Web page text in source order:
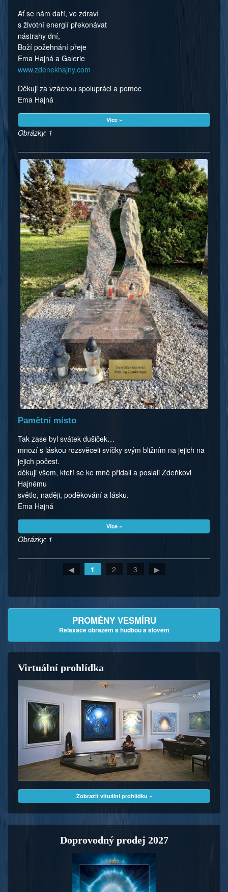
Ať se nám daří, ve zdraví
s životní energií překonávat
nástrahy dní,
Boží požehnání přeje
Ema Hajná a Galerie
www.zdenekhajny.com
Děkuji za vzácnou spolupráci a pomoc
Ema Hajná
Více »
Obrázky: 1
Pamětní místo
Tak zase byl svátek dušiček…
mnozí s láskou rozsvěceli svíčky svým bližním na jejich na
jejich počest.
děkuji všem, kteří se ke mně přidali a poslali Zdeňkovi
Hajnému
světlo, naději, poděkování a lásku.
Ema Hajná
Více »
Obrázky: 1
◀ 1 2 3 ▶
PROMĚNY VESMÍRU
Relaxace obrazem s hudbou a slovem
Virtuální prohlídka
Zobrazit vituální prohlídku »
Doprovodný prodej 2027